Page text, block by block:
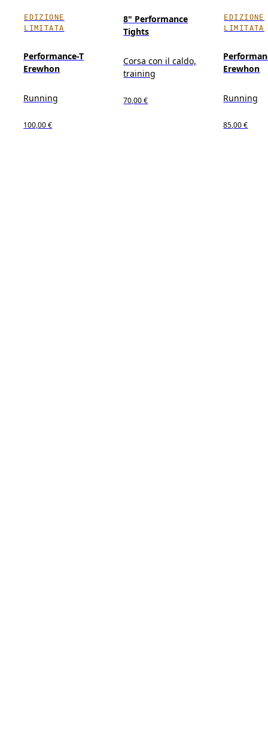
EDIZIONE
LIMITATA
Performance-T
Erewhon
Running
100,00 €
8" Performance
Tights
Corsa con il caldo,
training
70,00 €
EDIZIONE
LIMITATA
Erewhon
Running
85,00 €